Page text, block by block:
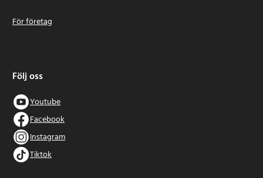
För företag
Följ oss
Youtube
Facebook
Instagram
Tiktok